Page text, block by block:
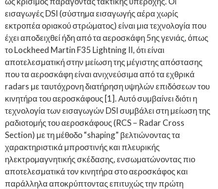
εισαγωγές DSI (σύστημα εισαγωγής αέρα χωρίς
εκτροπέα οριακού στρώματος) είναι μια τεχνολογία που
έχει αποδειχθεί ήδη από τα αεροσκάφη 5ης γενιάς, όπως
το Lockheed Martin F35 Lightning II, ότι είναι
αποτελεσματική στην μείωση της μέγιστης απόστασης
που τα αεροσκάφη είναι ανιχνεύσιμα από τα εχθρικά
radars με ταυτόχρονη διατήρηση υψηλών επιδόσεων του
κινητήρα του αεροσκάφους [1]. Αυτό συμβαίνει διότι η
τεχνολογία των εισαγωγών DSI συμβάλει στη μείωση της
ραδιοτομής του αεροσκάφους (RCS – Radar Cross
Section) με τη μέθοδο “shaping” βελτιώνοντας τα
χαρακτηριστικά μπροστινής και πλευρικής
ηλεκτρομαγνητικής σκέδασης, ενσωματώνοντας πιο
αποτελεσματικά τον κινητήρα στο αεροσκάφος και
παράλληλα αποκρύπτοντας επιτυχώς την πρώτη